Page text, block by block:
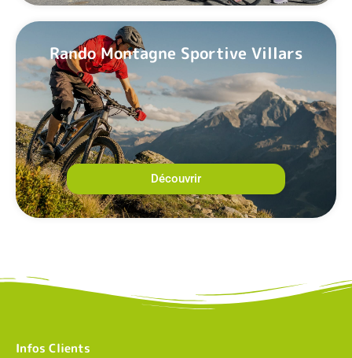
Rando Montagne Sportive Villars
Découvrir
Infos Clients